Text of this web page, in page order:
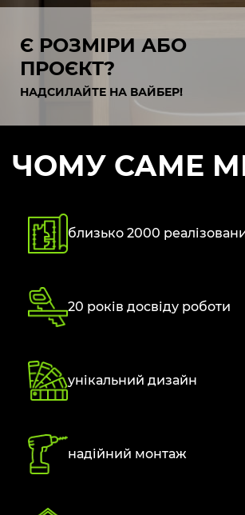
Є РОЗМІРИ АБО
ПРОЄКТ?
НАДСИЛАЙТЕ НА ВАЙБЕР!
ЧОМУ САМЕ
близько 2000
20 років досвіду роботи
унікальний дизайн
надійний монтаж